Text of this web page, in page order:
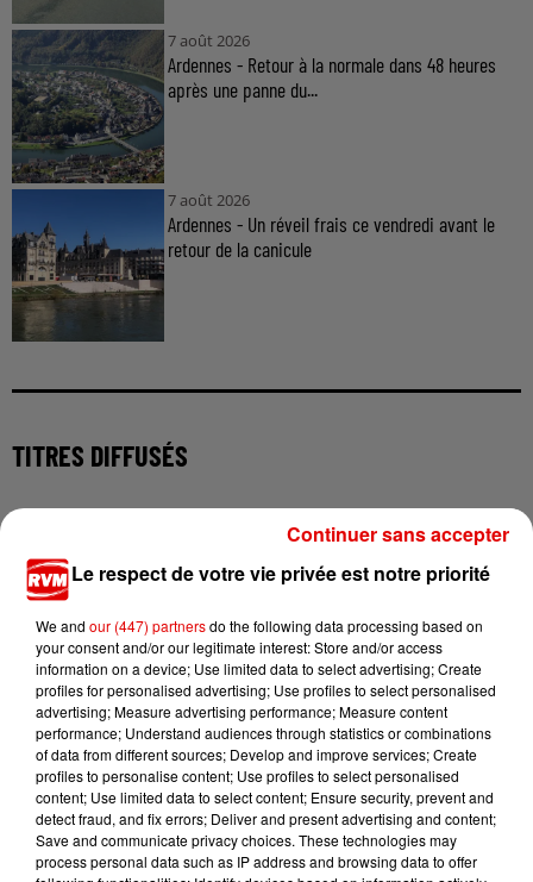
7 août 2026
Ardennes - Retour à la normale dans 48 heures
après une panne du...
7 août 2026
Ardennes - Un réveil frais ce vendredi avant le
retour de la canicule
TITRES DIFFUSÉS
JEREMY FREROT
Frerot
CHARLOTTE CARDIN
The Way We Touch
10h14
10h14
LEWIS CAPALDI
Almost
Le respect de votre vie privée est notre priorité
We and our (447) partnersdo the following data processing based on
your consent and/or our legitimate interest: Store and/or access
information on a device; Use limited data to select advertising; Create
profiles for personalised advertising; Use profiles to select personalised
advertising; Measure advertising performance; Measure content
performance; Understand audiences through statistics or combinations
of data from different sources; Develop and improve services; Create
profiles to personalise content; Use profiles to select personalised
content; Use limited data to select content; Ensure security, prevent and
detect fraud, and fix errors; Deliver and present advertising and content;
Save and communicate privacy choices. These technologies may
process personal data such as IP address and browsing data to offer
Continuer sans accepter